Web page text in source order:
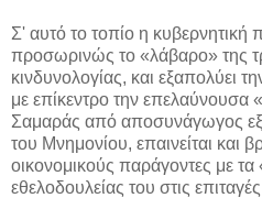
Σ' αυτό το τοπίο η κυβερνητική
προσωρινώς το «λάβαρο» της
κινδυνολογίας, και εξαπολύει
με επίκεντρο την
Σαμαράς από αποσυνάγωγος
του Μνημονίου, επαινείται και
οικονομικούς παράγοντες με τα
εθελοδουλείας του στις